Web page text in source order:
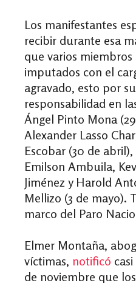
Los manifestantes
recibir durante esa
que varios miembros
imputados con el
agravado, esto por
responsabilidad en
Ángel Pinto Mona
Alexander Lasso
Escobar (30 de
Emilson Ambuila,
Jiménez y Harold
Mellizo (3 de mayo).
marco del Paro
Elmer Montaña,
víctimas, notificó
de noviembre que